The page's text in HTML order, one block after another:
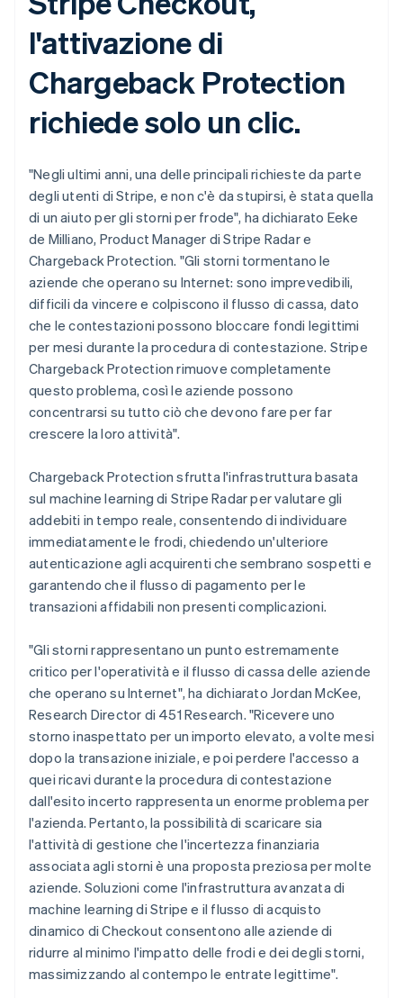
l'attivazione di
Chargeback Protection
richiede solo un clic.
"Negli ultimi anni, una delle principali richieste da parte
degli utenti di Stripe, e non c'è da stupirsi, è stata quella
di un aiuto per gli storni per frode", ha dichiarato Eeke
de Milliano, Product Manager di Stripe Radar e
Chargeback Protection. "Gli storni tormentano le
aziende che operano su Internet: sono imprevedibili,
difficili da vincere e colpiscono il flusso di cassa, dato
che le contestazioni possono bloccare fondi legittimi
per mesi durante la procedura di contestazione. Stripe
Chargeback Protection rimuove completamente
questo problema, così le aziende possono
concentrarsi su tutto ciò che devono fare per far
crescere la loro attività".
Chargeback Protection sfrutta l'infrastruttura basata
sul machine learning di Stripe Radar per valutare gli
addebiti in tempo reale, consentendo di individuare
immediatamente le frodi, chiedendo un'ulteriore
autenticazione agli acquirenti che sembrano sospetti e
garantendo che il flusso di pagamento per le
transazioni affidabili non presenti complicazioni.
"Gli storni rappresentano un punto estremamente
critico per l'operatività e il flusso di cassa delle aziende
che operano su Internet", ha dichiarato Jordan McKee,
Research Director di 451 Research. "Ricevere uno
storno inaspettato per un importo elevato, a volte mesi
dopo la transazione iniziale, e poi perdere l'accesso a
quei ricavi durante la procedura di contestazione
dall'esito incerto rappresenta un enorme problema per
l'azienda. Pertanto, la possibilità di scaricare sia
l'attività di gestione che l'incertezza finanziaria
associata agli storni è una proposta preziosa per molte
aziende. Soluzioni come l'infrastruttura avanzata di
machine learning di Stripe e il flusso di acquisto
dinamico di Checkout consentono alle aziende di
ridurre al minimo l'impatto delle frodi e dei degli storni,
massimizzando al contempo le entrate legittime".
Finlandia
Francia
Germania
DeutschEnglish
Giappone
日本語English
English
Grecia
English
India
English
Irlanda
English
Italia
Italiano English
Lettonia
English
Liechtenstein
DeutschEnglish
Lituania
English
Malaysia
English简体中文
Malta
English
Messico
EspañolEnglish
Norvegia
English
English
Paesi Bassi
NederlandsEnglish
Polonia
English
Portogallo
Português English
RAS di Hong Kong, Cina
English 简体中文
Regno Unito
English
Repubblica Ceca
English
Romania
English
Singapore
English简体中文
Slovacchia
English